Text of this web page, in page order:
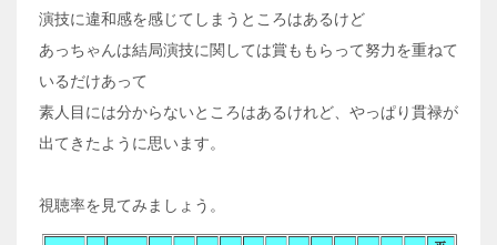
演技に違和感を感じてしまうところはあるけど
あっちゃんは結局演技に関しては賞ももらって努力を重ねて
いるだけあって
素人目には分からないところはあるけれど、やっぱり貫禄が
出てきたように思います。
視聴率を見てみましょう。